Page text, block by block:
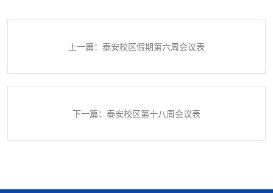
上一篇：泰安校区假期第六周会议表
下一篇：泰安校区第十八周会议表